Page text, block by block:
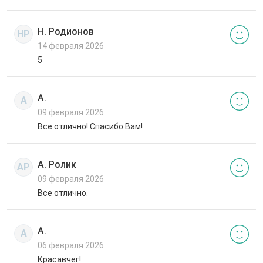
НР Н. Родионов
14 февраля 2026
5
А А.
09 февраля 2026
Все отлично! Спасибо Вам!
АР А. Ролик
09 февраля 2026
Все отлично.
А А.
06 февраля 2026
Красавчег!